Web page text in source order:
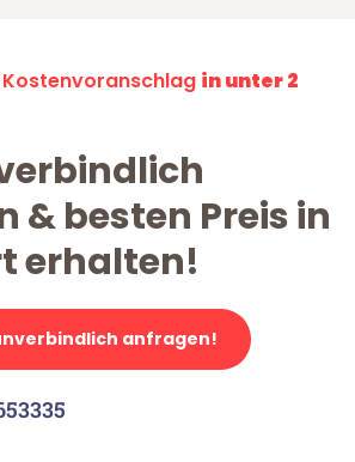
in unter 2
& besten Preis in
erhalten!
anfragen!